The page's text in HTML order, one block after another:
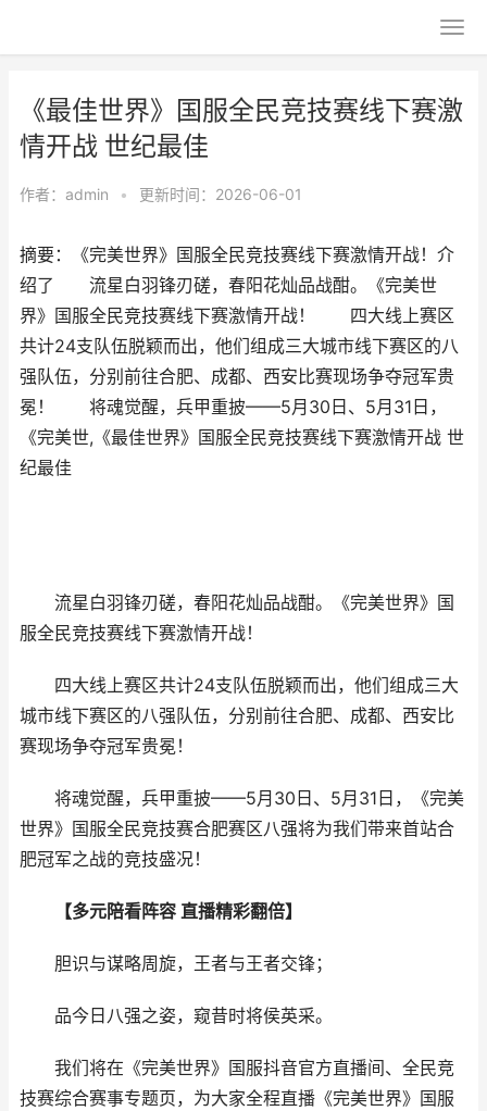
《最佳世界》国服全民竞技赛线下赛激
情开战 世纪最佳
作者： admin • 更新时间：2026-06-01
摘要：《完美世界》国服全民竞技赛线下赛激情开战！介
绍了 流星白羽锋刃磋，春阳花灿品战酣。《完美世
界》国服全民竞技赛线下赛激情开战！ 四大线上赛区
共计24支队伍脱颖而出，他们组成三大城市线下赛区的八
强队伍，分别前往合肥、成都、西安比赛现场争夺冠军贵
冕！ 将魂觉醒，兵甲重披——5月30日、5月31日，
《完美世,《最佳世界》国服全民竞技赛线下赛激情开战 世
纪最佳
流星白羽锋刃磋，春阳花灿品战酣。《完美世界》国
服全民竞技赛线下赛激情开战！
四大线上赛区共计24支队伍脱颖而出，他们组成三大
城市线下赛区的八强队伍，分别前往合肥、成都、西安比
赛现场争夺冠军贵冕！
将魂觉醒，兵甲重披——5月30日、5月31日，《完美
世界》国服全民竞技赛合肥赛区八强将为我们带来首站合
肥冠军之战的竞技盛况！
【多元陪看阵容 直播精彩翻倍】
胆识与谋略周旋，王者与王者交锋；
品今日八强之姿，窥昔时将侯英采。
我们将在《完美世界》国服抖音官方直播间、全民竞
技赛综合赛事专题页，为大家全程直播《完美世界》国服